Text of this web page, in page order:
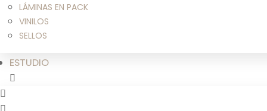
LÁMINAS EN PACK
VINILOS
SELLOS
ESTUDIO